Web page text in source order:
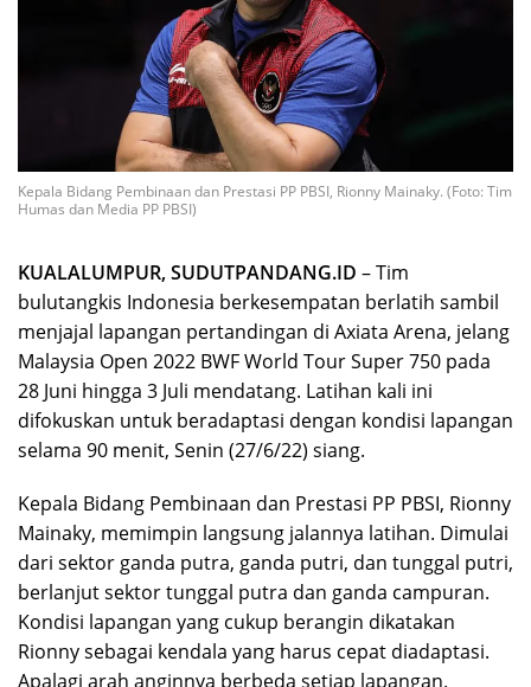
Kepala Bidang Pembinaan dan Prestasi PP PBSI, Rionny Mainaky. (Foto: Tim
Humas dan Media PP PBSI)
KUALALUMPUR, SUDUTPANDANG.ID – Tim
bulutangkis Indonesia berkesempatan berlatih sambil
menjajal lapangan pertandingan di Axiata Arena, jelang
Malaysia Open 2022 BWF World Tour Super 750 pada
28 Juni hingga 3 Juli mendatang. Latihan kali ini
difokuskan untuk beradaptasi dengan kondisi lapangan
selama 90 menit, Senin (27/6/22) siang.
Kepala Bidang Pembinaan dan Prestasi PP PBSI, Rionny
Mainaky, memimpin langsung jalannya latihan. Dimulai
dari sektor ganda putra, ganda putri, dan tunggal putri,
berlanjut sektor tunggal putra dan ganda campuran.
Kondisi lapangan yang cukup berangin dikatakan
Rionny sebagai kendala yang harus cepat diadaptasi.
Apalagi arah anginnya berbeda setiap lapangan.